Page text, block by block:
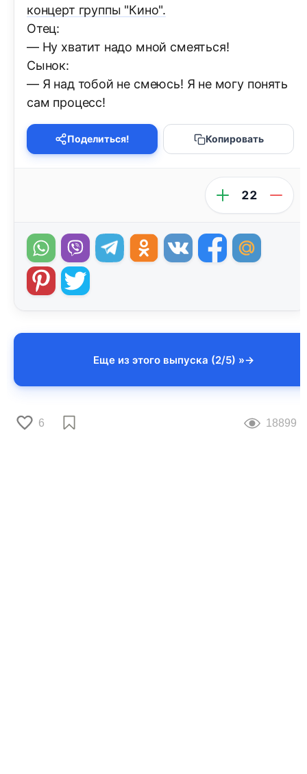
концерт группы "Кино".
Отец:
— Ну хватит надо мной смеяться!
Сынок:
— Я над тобой не смеюсь! Я не могу понять
сам процесс!
Поделиться! Копировать
22
Еще из этого выпуска (2/5) »
6 18899